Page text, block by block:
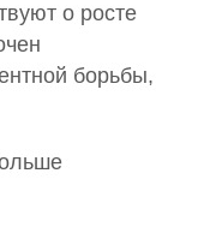
о росте
борьбы,